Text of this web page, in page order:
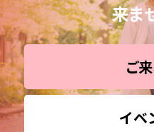
来ま
ご
イベ